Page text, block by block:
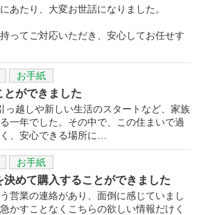
あたり、大変お世話になりました。
ってご対応いただき、安心してお任せす
お手紙
とができました
っ越しや新しい生活のスタートなど、家族
一年でした。その中で、この住まいで過
、安心できる場所に…
お手紙
決めて購入することができました
営業の連絡があり、面倒に感じていまし
かすことなくこちらの欲しい情報だけく